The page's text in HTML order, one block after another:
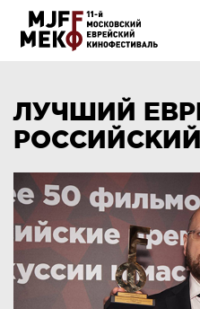
ЛУЧШИЙ